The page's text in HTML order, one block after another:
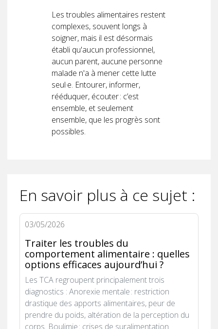
Les troubles alimentaires restent
complexes, souvent longs à
soigner, mais il est désormais
établi qu'aucun professionnel,
aucun parent, aucune personne
malade n'a à mener cette lutte
seul·e. Entourer, informer,
rééduquer, écouter : c’est
ensemble, et seulement
ensemble, que les progrès sont
possibles.
En savoir plus à ce sujet :
03/05/2026
Traiter les troubles du
comportement alimentaire : quelles
options efficaces aujourd’hui ?
Les TCA regroupent principalement trois
diagnostics : Anorexie mentale : restriction
drastique des apports alimentaires, peur de
prendre du poids, altération de la perception du
corps. Boulimie : crises de suralimentation